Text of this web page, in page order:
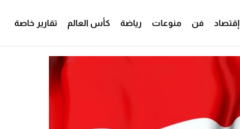
إقتصاد فن منوعات رياضة كأس العالم تقارير خاصة